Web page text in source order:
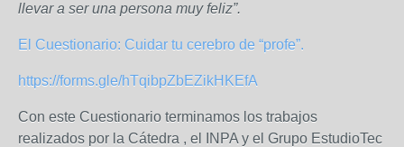
llevar a ser una persona muy feliz”.
El Cuestionario: Cuidar tu cerebro de “profe”.
https://forms.gle/hTqibpZbEZikHKEfA
Con este Cuestionario terminamos los trabajos
realizados por la Cátedra , el INPA y el Grupo EstudioTec